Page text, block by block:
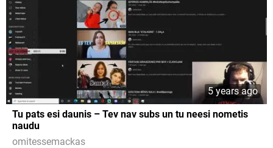
5 years ago
Tu pats esi daunis – Tev nav subs un tu neesi nometis
naudu
omitessemackas